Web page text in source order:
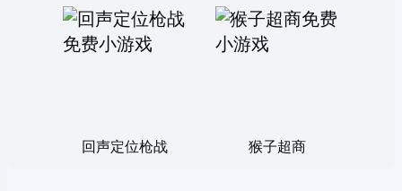
回声定位枪战 猴子超商